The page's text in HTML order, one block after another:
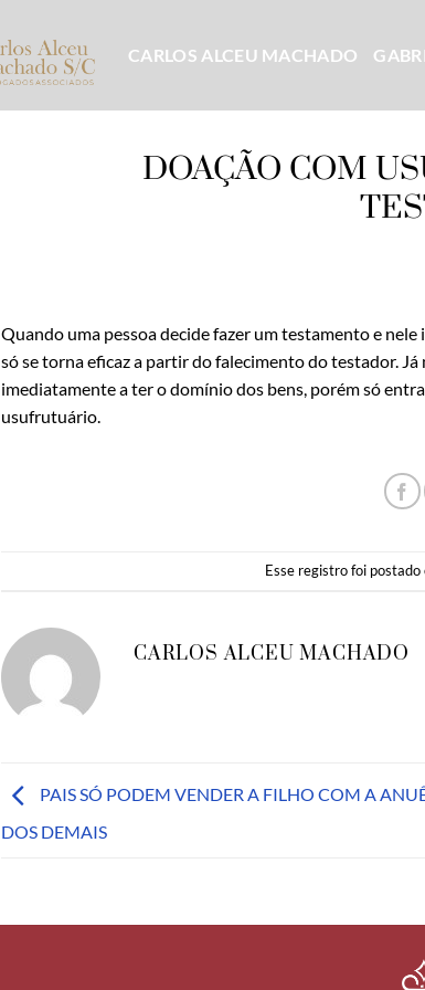
CARLOS ALCEU MACHADO
DOAÇÃO COM
Quando uma pessoa decide fazer um testamento e
só se torna eficaz a partir do falecimento do testador.
imediatamente a ter o domínio dos bens, porém só
usufrutuário.
Esse registro foi postado
CARLOS ALCEU MACHADO
PAIS SÓ PODEM VENDER A FILHO COM A
DOS DEMAIS